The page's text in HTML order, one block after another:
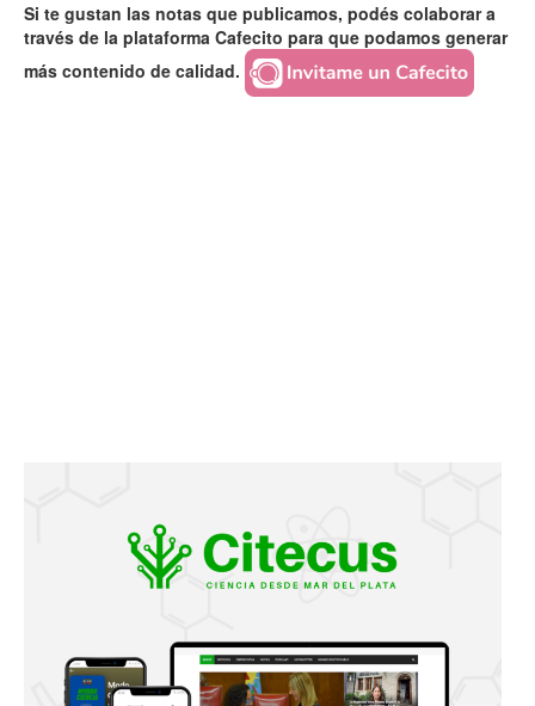
Si te gustan las notas que publicamos, podés colaborar a
través de la plataforma Cafecito para que podamos generar
más contenido de calidad.